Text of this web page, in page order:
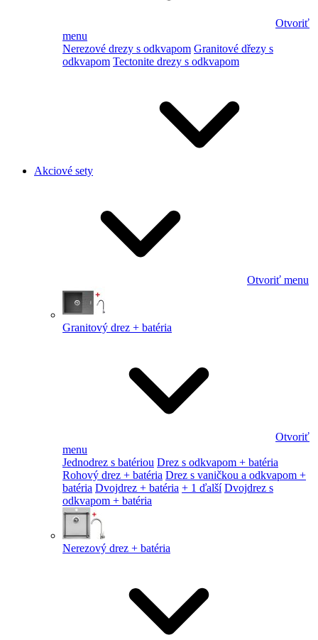
Otvoriť
menu
Nerezové drezy s odkvapom Granitové dřezy s
odkvapom Tectonite drezy s odkvapom
Akciové sety
Otvoriť menu
Granitový drez + batéria
Otvoriť
menu
Jednodrez s batériou Drez s odkvapom + batéria
Rohový drez + batéria Drez s vaničkou a odkvapom +
batéria Dvojdrez + batéria + 1 ďalší Dvojdrez s
odkvapom + batéria
Nerezový drez + batéria